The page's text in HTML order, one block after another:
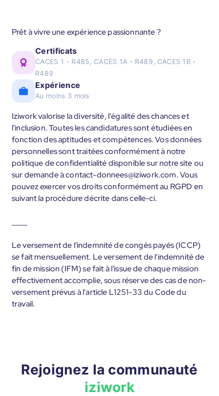
Prêt à vivre une expérience passionnante ?
Certificats
CACES 1 - R485, CACES 1A - R489, CACES 1B -
R489
Expérience
Au moins 3 mois
Iziwork valorise la diversité, l'égalité des chances et
l'inclusion. Toutes les candidatures sont étudiées en
fonction des aptitudes et compétences. Vos données
personnelles sont traitées conformément à notre
politique de confidentialité disponible sur notre site ou
sur demande à contact-donnees@iziwork.com. Vous
pouvez exercer vos droits conformément au RGPD en
suivant la procédure décrite dans celle-ci.
Le versement de l'indemnité de congés payés (ICCP)
se fait mensuellement. Le versement de l'indemnité de
fin de mission (IFM) se fait à l'issue de chaque mission
effectivement accomplie, sous réserve des cas de non-
versement prévus à l'article L1251-33 du Code du
travail.
Rejoignez la communauté
iziwork